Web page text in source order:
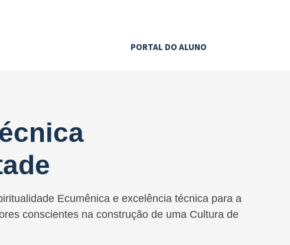
PORTAL DO ALUNO
Ecumênica e excelência técnica para a
conscientes na construção de uma Cultura de